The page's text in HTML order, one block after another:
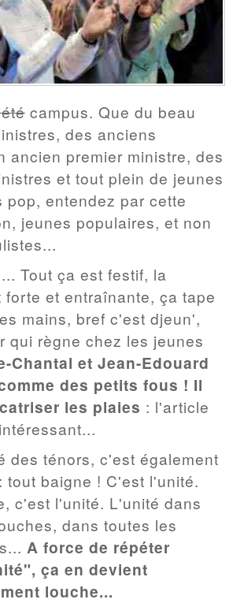
campus. Que du beau
des anciens
ancien premier ministre, des
et tout plein de jeunes
pop, entendez par cette
jeunes populaires, et non
Tout ça est festif, la
forte et entraînante, ça tape
mains, bref c'est djeun',
qui règne chez les jeunes
Chantal et Jean-Edouard
des petits fous ! Il
les plaies : l'article
des ténors, c'est également
tout baigne ! C'est l'unité.
c'est l'unité. L'unité dans
dans toutes les
A force de répéter
ça en devient
louche...